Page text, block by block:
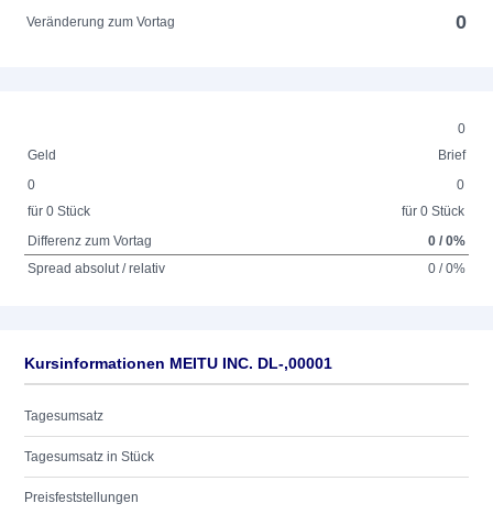
Veränderung zum Vortag 0
0
Geld
Brief
0
für 0 Stück
0
für 0 Stück
Differenz zum Vortag
0 / 0%
Spread absolut / relativ
0 / 0%
Kursinformationen MEITU INC. DL-,00001
Tagesumsatz
Tagesumsatz in Stück
Preisfeststellungen